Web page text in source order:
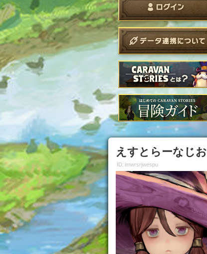
えすとらーなじお
ID: imwrsrjwespu